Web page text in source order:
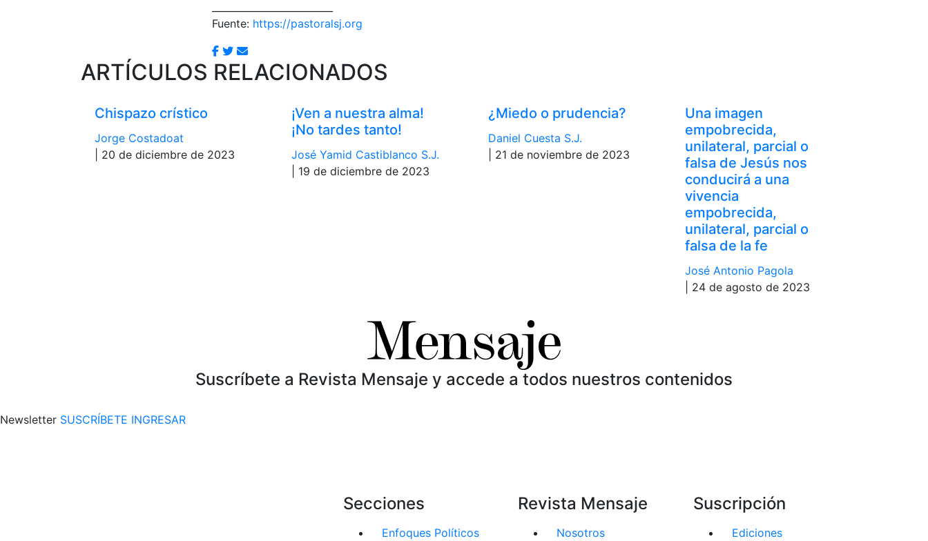
Fuente: https://pastoralsj.org
ARTÍCULOS RELACIONADOS
Chispazo crístico
Jorge Costadoat
| 20 de diciembre de 2023
¡Ven a nuestra alma!
¡No tardes tanto!
José Yamid Castiblanco S.J.
| 19 de diciembre de 2023
¿Miedo o prudencia?
Daniel Cuesta S.J.
| 21 de noviembre de 2023
Una imagen
empobrecida,
unilateral, parcial o
falsa de Jesús nos
conducirá a una
vivencia
empobrecida,
unilateral, parcial o
falsa de la fe
José Antonio Pagola
| 24 de agosto de 2023
Suscríbete a Revista Mensaje y accede a todos nuestros contenidos
Newsletter SUSCRÍBETE INGRESAR
Secciones
Enfoques Políticos
Revista Mensaje
Nosotros
Suscripción
Ediciones